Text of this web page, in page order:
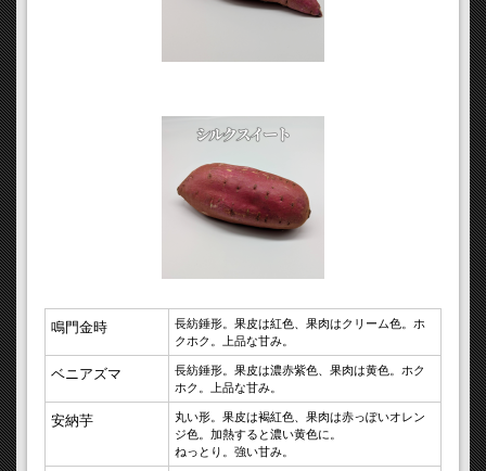
鳴門金時
長紡錘形。果皮は紅色、果肉はクリーム色。ホ
クホク。上品な甘み。
ベニアズマ
長紡錘形。果皮は濃赤紫色、果肉は黄色。ホク
ホク。上品な甘み。
安納芋
丸い形。果皮は褐紅色、果肉は赤っぽいオレン
ジ色。加熱すると濃い黄色に。
ねっとり。強い甘み。